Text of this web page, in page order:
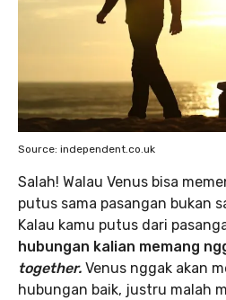
Source: independent.co.uk
Salah! Walau Venus bisa
putus sama pasangan bukan
Kalau kamu putus dari
hubungan kalian memang
together. Venus nggak akan
hubungan baik, justru malah